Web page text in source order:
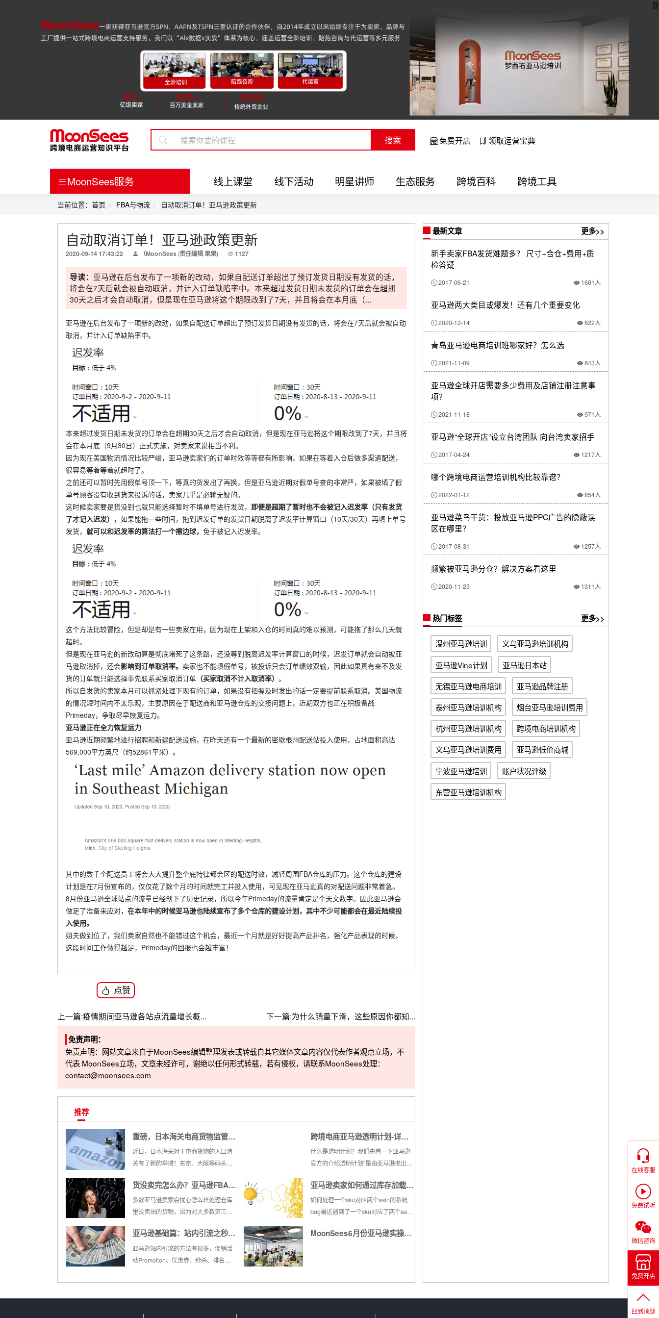
搜索 免费开店 领取运营宝典
MoonSees服务 线上课堂 线下活动 明星讲师 生态服务 跨境百科 跨境工具
当前位置： 首页 FBA与物流 自动取消订单！亚马逊政策更新
自动取消订单！亚马逊政策更新
2020-09-14 17:43:22 （MoonSees /责任编辑 果果) 1127
导读： 亚马逊在后台发布了一项新的改动，如果自配送订单超出了预订发货日期没有发货的话，
将会在7天后就会被自动取消，并计入订单缺陷率中。本来超过发货日期未发货的订单会在超期
30天之后才会自动取消，但是现在亚马逊将这个期限改到了7天，并且将会在本月底（...
亚马逊在后台发布了一项新的改动，如果自配送订单超出了预订发货日期没有发货的话，将会在7天后就会被自动
取消，并计入订单缺陷率中。
本来超过发货日期未发货的订单会在超期30天之后才会自动取消，但是现在亚马逊将这个期限改到了7天，并且将
会在本月底（9月30日）正式实施，对卖家来说相当不利。
因为现在美国物流情况比较严峻，亚马逊卖家们的订单时效等等都有所影响，如果在等着入仓后做多渠道配送，
很容易等着等着就超时了。
之前还可以暂时先用假单号顶一下，等真的货发出了再换，但是亚马逊近期对假单号查的非常严，如果被填了假
单号顾客没有收到货来投诉的话，卖家几乎是必输无疑的。
这时候卖家要是货没到也就只能选择暂时不填单号进行发货， 即便是超期了暂时也不会被记入迟发率（只有发货
了才记入迟发） ， 如果能拖一些时间，拖到迟发订单的发货日期脱离了迟发率计算窗口（10天/30天）再填上单号
发货， 就可以和迟发率的算法打一个擦边球， 免于被记入迟发率。
这个方法比较冒险，但是却是有一些卖家在用，因为现在上架和入仓的时间真的难以预测，可能拖了那么几天就
超时。
但是现在亚马逊的新改动算是彻底堵死了这条路，还没等到脱离迟发率计算窗口的时候，迟发订单就会自动被亚
马逊取消掉，还会影响到订单取消率。 卖家也不能填假单号，被投诉只会订单绩效双输，因此如果真有来不及发
货的订单就只能选择事先联系买家取消订单 （买家取消不计入取消率） 。
所以自发货的卖家本月可以抓紧处理下现有的订单，如果没有把握及时发出的话一定要提前联系取消。美国物流
的情况短时间内不太乐观，主要原因在于配送商和亚马逊仓库的交接问题上，近期双方也正在积极备战
Primeday，争取尽早恢复运力。
亚马逊正在全力恢复运力
亚马逊近期频繁地进行招聘和新建配送设施，在昨天还有一个最新的密歇根州配送站投入使用，占地面积高达
569,000平方英尺（约52861平米）。
其中的数千个配送员工将会大大提升整个底特律都会区的配送时效，减轻周围FBA仓库的压力。这个仓库的建设
计划是在7月份宣布的，仅仅花了数个月的时间就完工并投入使用，可见现在亚马逊真的对配送问题非常着急。
8月份亚马逊全球站点的流量已经创下了历史记录，所以今年Primeday的流量肯定是个天文数字。因此亚马逊会
做足了准备来应对， 在本年中的时候亚马逊也陆续宣布了多个仓库的建设计划，其中不少可能都会在最近陆续投
入使用。
姐夫做到位了，我们卖家自然也不能错过这个机会，最近一个月就是好好提高产品排名，强化产品表现的时候，
这段时间工作做得越足，Primeday的回报也会越丰富！
点赞
上一篇:疫情期间亚马逊各站点流量增长概... 下一篇:为什么销量下滑，这些原因你都知...
免责声明：
免责声明：网站文章来自于MoonSees编辑整理发表或转载自其它媒体文章内容仅代表作者观点立场，不
代表 MoonSees立场，文章未经许可，谢绝以任何形式转载，若有侵权，请联系MoonSees处理：
contact@moonsees.com
推荐
重磅，日本海关电商货物监管新
规出台，一大批FBA货物或面临
惩罚性关税！
近日，日本海关对于电商货物的入口清
关有了新的举措！东京、大阪等码头和
降低！围绕着电商货物到底应该按照何
种尺度和依据来缴纳关税，日本海关这
次动真格了！1 疫情当下日本FBA市场
跨境电商亚马逊透明计划-详情
介绍和注册流程
什么是透明计划？我们先看一下亚马逊
官方的介绍透明计划”是由亚马逊推出的
对每一件商品进行追踪，从而保护品牌
商和消费者免受假货的侵害。目前已在
美国、英国、德国、法国、意大利、西
该...
货没卖完怎么办？亚马逊FBA仓
储旧货处理办法一览
多数亚马逊卖家会忧心怎么样处理仓库
里没卖出的货物，因为对大多数第三方
这样出货速度快，清仓效率也高。但即
使是大卖家，仓库里也都会有卖不出去
的商品和存了很久的货物。所以如果仓
卖...
亚马逊卖家如何通过库存加载工
具表格删除SKU
如何处理一个sku对应两个asin的系统
bug最近遇到了一个sku对应了两个asin
不到多余的asin的。比如 sku 本来是对
亚马逊基础篇：站内引流之秒杀
活动详解
亚马逊站内引流的方法有很多，促销活
动Promotion、优惠券、秒杀、排名
杀的那些事！一、秒杀类型1、Best
MoonSees6月份亚马逊实操培
最新文章 更多>>
新手卖家FBA发货难题多？ 尺寸+合仓+费用+质
检答疑
2017-06-21 1601人
亚马逊两大类目或爆发！还有几个重要变化
2020-12-14 822人
青岛亚马逊电商培训班哪家好？怎么选
2021-11-09 843人
亚马逊全球开店需要多少费用及店铺注册注意事
项？
2021-11-18 971人
亚马逊“全球开店”设立台湾团队 向台湾卖家招手
2017-04-24 1217人
哪个跨境电商运营培训机构比较靠谱？
2022-01-12 854人
亚马逊菜鸟干货：投放亚马逊PPC广告的隐蔽误
区在哪里？
2017-08-31 1257人
频繁被亚马逊分仓？解决方案看这里
2020-11-23 1311人
热门标签 更多>>
温州亚马逊培训
义乌亚马逊培训机构
亚马逊Vine计划
亚马逊日本站
无锡亚马逊电商培训
亚马逊品牌注册
泰州亚马逊培训机构
烟台亚马逊培训费用
杭州亚马逊培训机构
跨境电商培训机构
义乌亚马逊培训费用
亚马逊低价商城
宁波亚马逊培训
账户状况评级
东营亚马逊培训机构
在线客服
免费试听
微信咨询
免费开店
回到顶部